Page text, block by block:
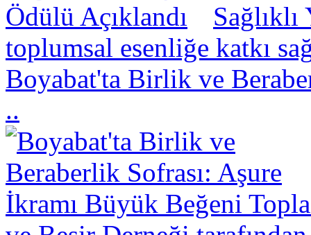
toplumsal esenliğe katkı
Boyabat'ta Birlik ve
..